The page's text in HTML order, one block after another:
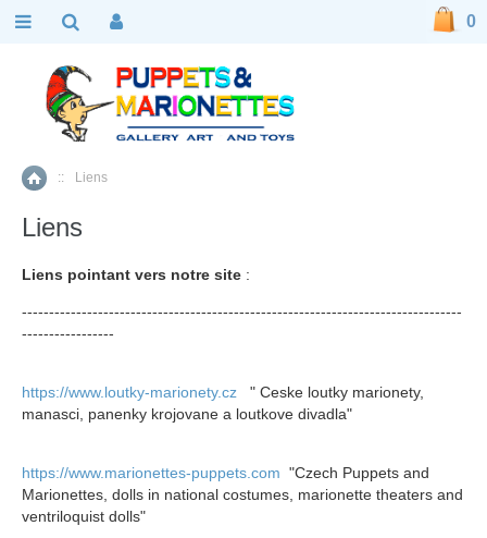
Accueil
:: Liens
Liens
Liens pointant vers notre site :
---------------------------------------------------------------------------------
-----------------
https://www.loutky-marionety.cz " Ceske loutky marionety,
manasci, panenky krojovane a loutkove divadla"
https://www.marionettes-puppets.com "Czech Puppets and
Marionettes, dolls in national costumes, marionette theaters and
ventriloquist dolls"
0